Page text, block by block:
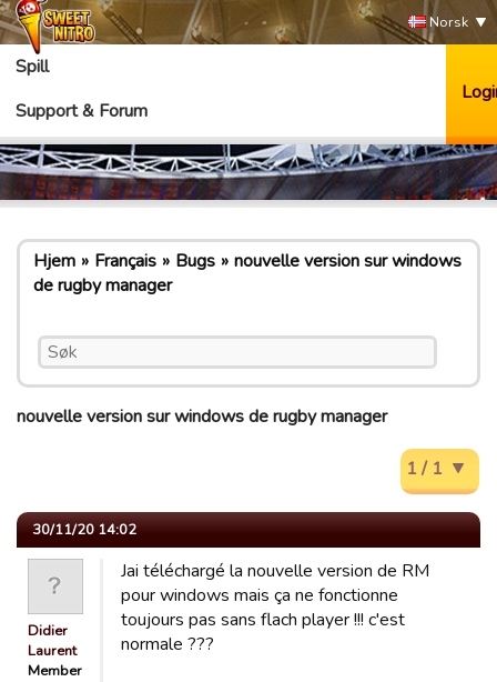
Norsk
Spill
Support & Forum
Hjem Français Bugs
nouvelle version sur windows
de rugby manager
nouvelle version sur windows de rugby manager
1 / 1
30/11/20 14:02
Didier
Laurent
Member
Jai téléchargé la nouvelle version de RM
pour windows mais ça ne fonctionne
toujours pas sans flach player !!! c'est
normale ???